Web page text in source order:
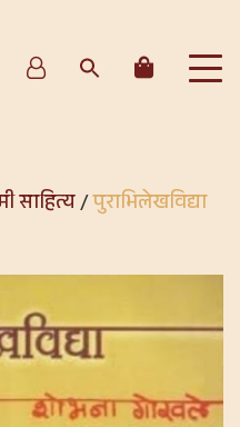
साहित्य/पुराभिलेखविद्या